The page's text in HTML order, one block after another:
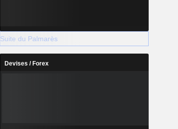
Suite du Palmarès
Devises / Forex